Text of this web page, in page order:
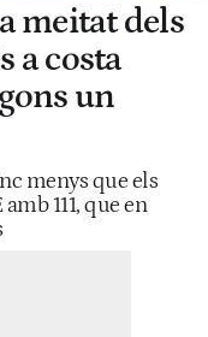
meitat dels
a costa
un
menys que els
111, que en